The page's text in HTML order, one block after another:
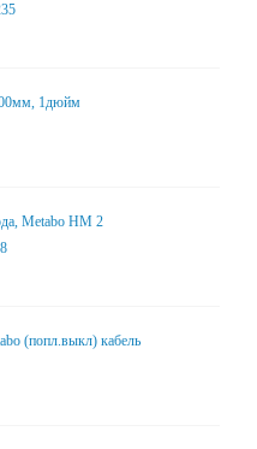
1дюйм
Metabo HM 2
(попл.выкл) кабель